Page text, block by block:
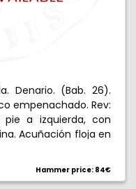
Denario. (Bab. 26).
empenachado. Rev:
pie a izquierda, con
Acuñación floja en
Hammer price: 84€